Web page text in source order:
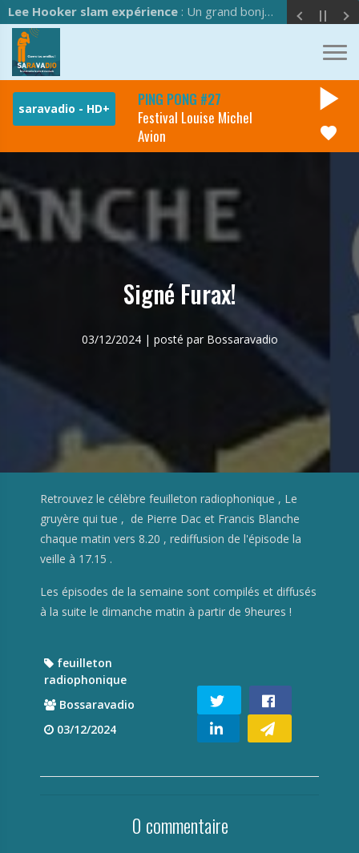
Lee Hooker slam expérience : Un grand bonjour à l'équipe de Saravadio !
PING PONG #27
Festival Louise Michel
Avion
play_arrow
favorite
Signé Furax!
03/12/2024 | posté par Bossaravadio
Retrouvez le célèbre feuilleton radiophonique , Le
gruyère qui tue , de Pierre Dac et Francis Blanche
chaque matin vers 8.20 , rediffusion de l'épisode la
veille à 17.15 .
Les épisodes de la semaine sont compilés et diffusés
à la suite le dimanche matin à partir de 9heures !
feuilleton
radiophonique
Bossaravadio
03/12/2024
0 commentaire